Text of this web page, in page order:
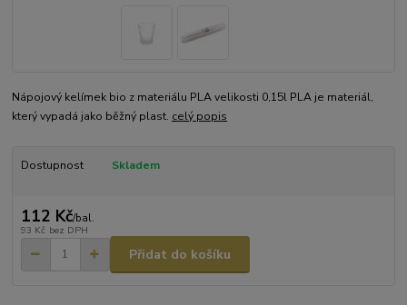
Nápojový kelímek bio z materiálu PLA velikosti 0,15l PLA je materiál,
který vypadá jako běžný plast. celý popis
Dostupnost Skladem
112 Kč/bal.
93 Kč bez DPH
Přidat do košíku